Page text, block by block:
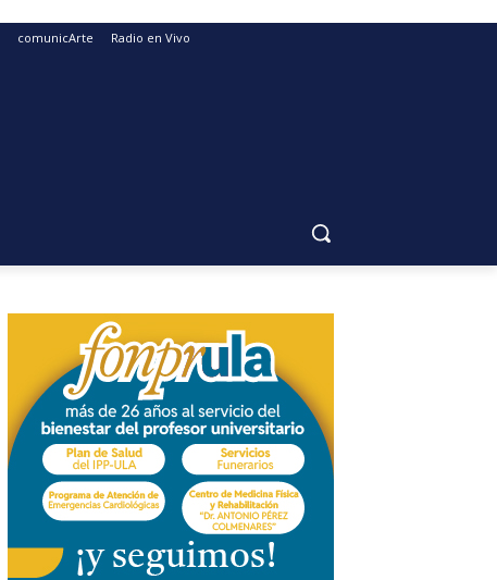
comunicArte Radio en Vivo